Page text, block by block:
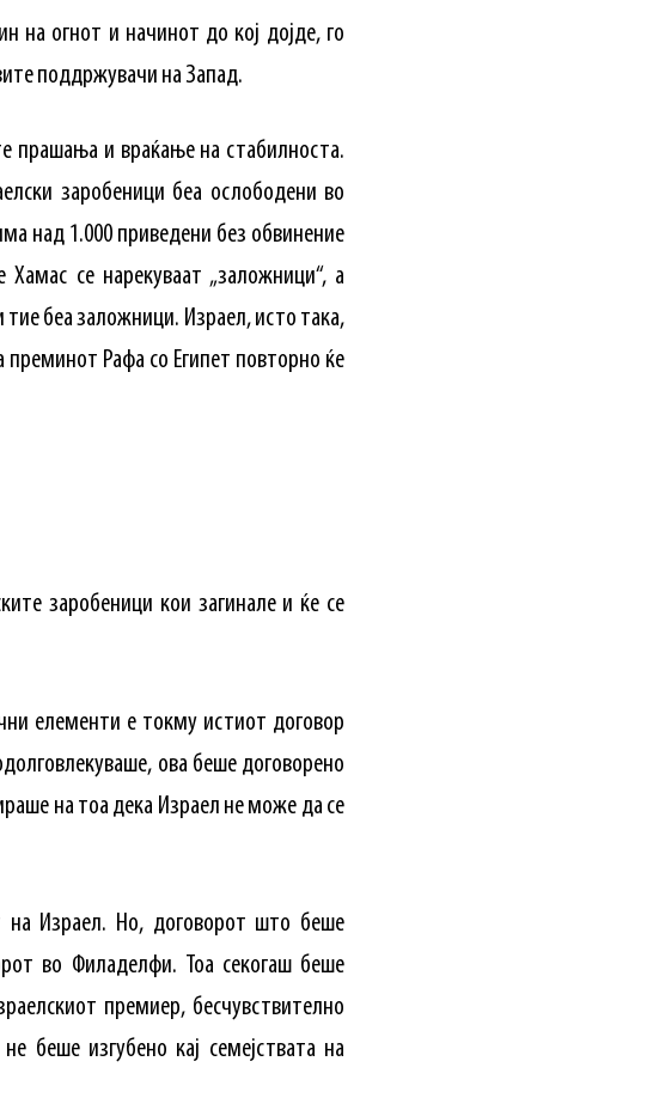
на огнот и начинот до кој дојде, го
поддржувачи на Запад.
прашања и враќање на стабилноста.
заробеници беа ослободени во
над 1.000 приведени без обвинение
се нарекуваат „заложници“, а
тие беа заложници. Израел, исто така,
преминот Рафа со Египет повторно ќе
заробеници кои загинале и ќе се
елементи е токму истиот договор
ова беше договорено
на тоа дека Израел не може да се
на Израел. Но, договорот што беше
во Филаделфи. Тоа секогаш беше
премиер, бесчувствително
беше изгубено кај семејствата на